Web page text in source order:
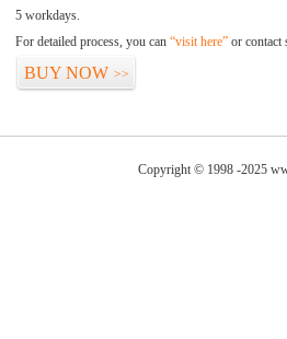
5 workdays.
For detailed process, you can “visit here” or contact
BUY NOW >>
Copyright © 1998 -2025